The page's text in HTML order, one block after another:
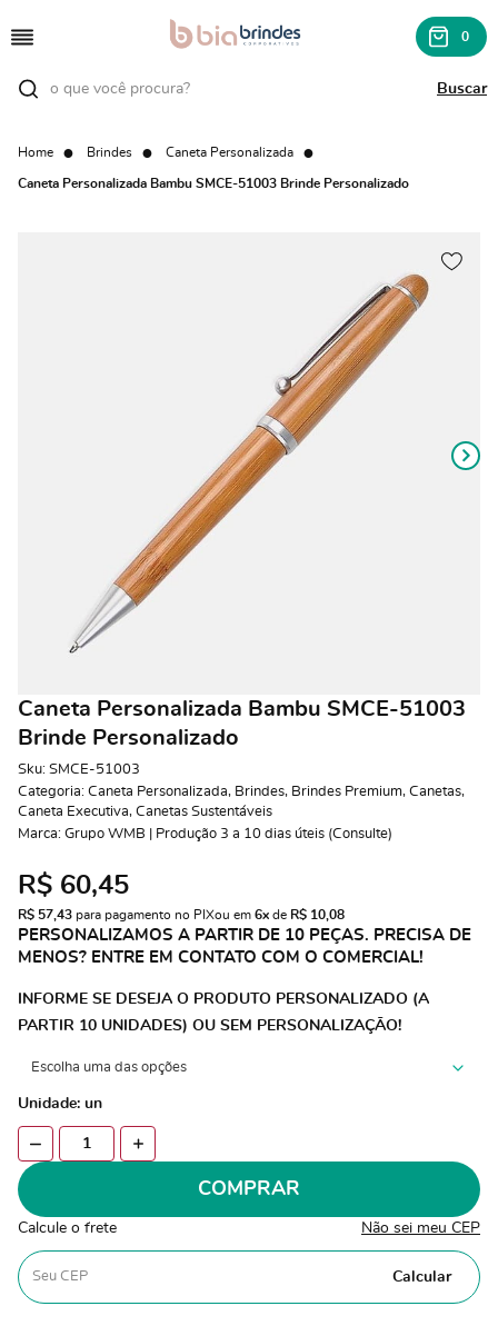
0
Home Brindes Caneta Personalizada
Caneta Personalizada Bambu SMCE-51003 Brinde Personalizado
Caneta Personalizada Bambu SMCE-51003
Brinde Personalizado
Sku: SMCE-51003
Categoria: Caneta Personalizada, Brindes, Brindes Premium, Canetas,
Caneta Executiva, Canetas Sustentáveis
Marca: Grupo WMB | Produção 3 a 10 dias úteis (Consulte)
R$ 60,45
R$ 57,43 para pagamento no PIXou em 6x de R$ 10,08
PERSONALIZAMOS A PARTIR DE 10 PEÇAS. PRECISA DE
MENOS? ENTRE EM CONTATO COM O COMERCIAL!
INFORME SE DESEJA O PRODUTO PERSONALIZADO (A
PARTIR 10 UNIDADES) OU SEM PERSONALIZAÇÃO!
Unidade: un
COMPRAR
Calcule o frete Não sei meu CEP
Calcular